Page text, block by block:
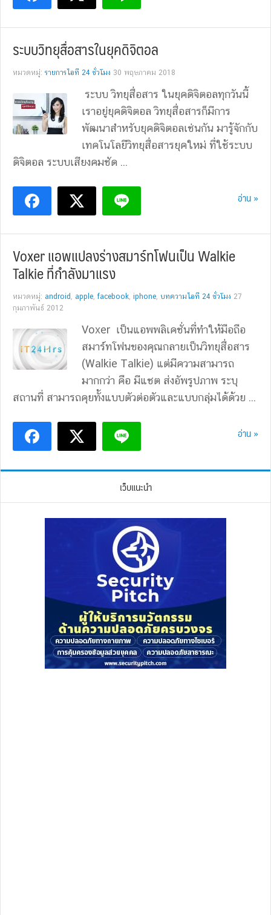
ระบบวิทยุสื่อสารในยุคดิจิตอล
หมวดหมู่: รายการไอที 24 ชั่วโมง 30 พฤษภาคม 2018
ระบบ วิทยุสื่อสาร ในยุคดิจิตอลทุกวันนี้
เราอยู่ยุคดิจิตอล วิทยุสื่อสารก็มีการ
พัฒนาสำหรับยุคดิจิตอลเช่นกัน มารู้จักกับ
เทคโนโลยีวิทยุสื่อสารยุคใหม่ ที่ใช้ระบบ
ดิจิตอล ระบบเสียงคมชัด ...
อ่าน »
Voxer แอพแปลงร่างสมาร์ทโฟนเป็น Walkie
Talkie ที่กำลังมาแรง
หมวดหมู่: android , apple,facebook, iphone, บทความไอที 24 ชั่วโมง 27
กุมภาพันธ์ 2012
Voxer เป็นแอพพลิเคชั่นที่ทำให้มือถือ
สมาร์ทโฟนของคุณกลายเป็นวิทยุสื่อสาร
(Walkie Talkie) แต่มีความสามารถ
มากกว่า คือ มีแชต ส่งอัพรูปภาพ ระบุ
สถานที่ สามารถคุยทั้งแบบตัวต่อตัวและแบบกลุ่มได้ด้วย ...
อ่าน »
เว็บแนะนำ